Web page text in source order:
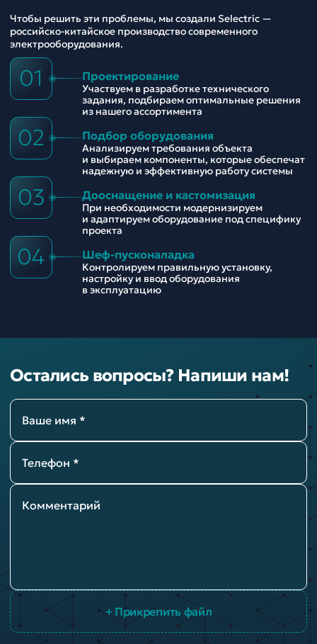
Чтобы решить эти проблемы, мы создали Selectric —
российско-китайское производство современного
электрооборудования.
01 Проектирование
Участвуем в разработке технического
задания, подбираем оптимальные решения
из нашего ассортимента
02 Подбор оборудования
Анализируем требования объекта
и выбираем компоненты, которые обеспечат
надежную и эффективную работу системы
03 Дооснащение и кастомизация
При необходимости модернизируем
и адаптируем оборудование под специфику
проекта
04 Шеф-пусконаладка
Контролируем правильную установку,
настройку и ввод оборудования
в эксплуатацию
Остались вопросы? Напиши нам!
Ваше имя *
Телефон *
Комментарий
+ Прикрепить файл